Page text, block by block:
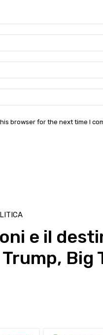
browser for the next time I